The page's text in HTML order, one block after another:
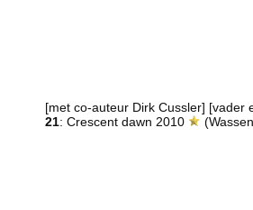
[met co-auteur Dirk Cussler] [vader
21: Crescent dawn 2010